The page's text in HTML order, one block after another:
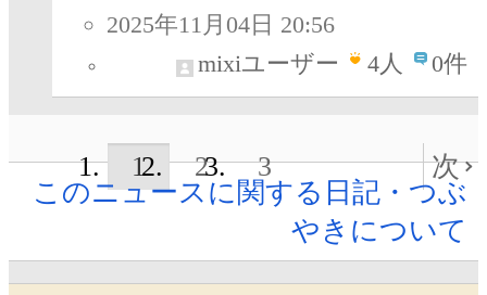
2025年11月04日 20:56
mixiユーザー
4人 0件
1 2 3
次
このニュースに関する日記・つぶ
やきについて